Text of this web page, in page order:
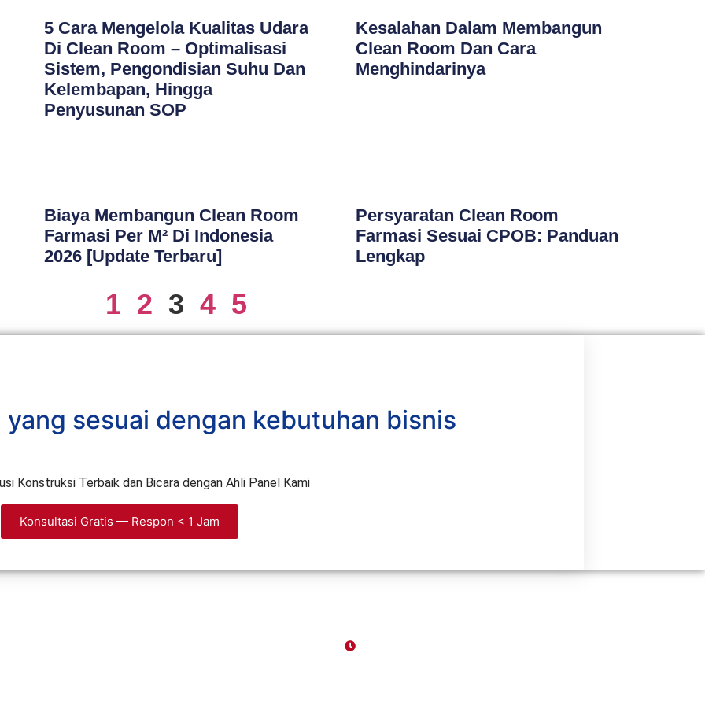
5 Cara Mengelola Kualitas Udara
Di Clean Room – Optimalisasi
Sistem, Pengondisian Suhu Dan
Kelembapan, Hingga
Penyusunan SOP
Kesalahan Dalam Membangun
Clean Room Dan Cara
Menghindarinya
Biaya Membangun Clean Room
Farmasi Per M² Di Indonesia
2026 [Update Terbaru]
Persyaratan Clean Room
Farmasi Sesuai CPOB: Panduan
Lengkap
1 2 3 4 5
sesuai dengan kebutuhan bisnis
Konstruksi Terbaik dan Bicara dengan Ahli Panel Kami
Konsultasi Gratis — Respon < 1 Jam